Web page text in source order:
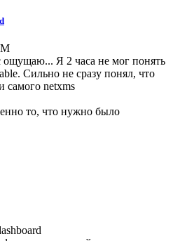
ощущаю... Я 2 часа не мог понять
Сильно не сразу понял, что
самого netxms
то, что нужно было